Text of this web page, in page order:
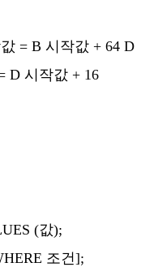
= B 시작값 + 64 D
D 시작값 + 16
(값);
조건];